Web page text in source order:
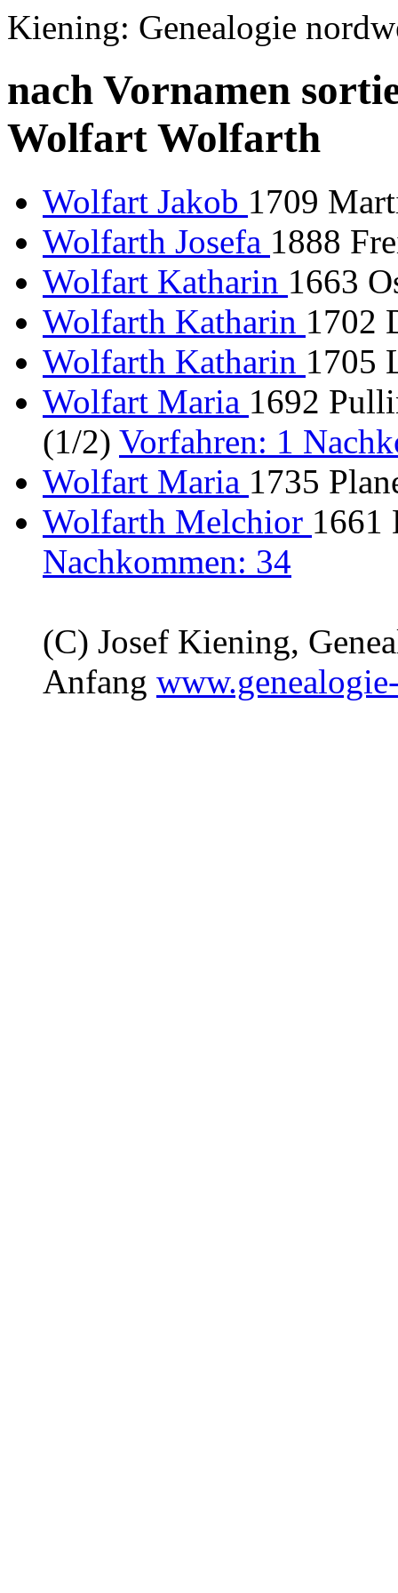
Kiening: Genealogie
nach Vornamen
Wolfart Wolfarth
Wolfart Jakob 1709
Wolfarth Josefa 1888
Wolfart Katharin 1663
Wolfarth Katharin 1702
Wolfarth Katharin 1705
Wolfart Maria 1692
(1/2) Vorfahren: 1
Wolfart Maria 1735
Wolfarth Melchior 1661
Nachkommen: 34
(C) Josef Kiening,
Anfang